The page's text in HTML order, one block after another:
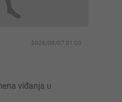
2026/08/07 01:00